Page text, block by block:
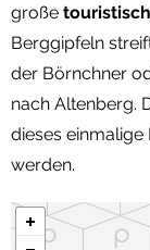
große
Berggipfeln
der Börnchner
nach Altenberg.
dieses
werden.